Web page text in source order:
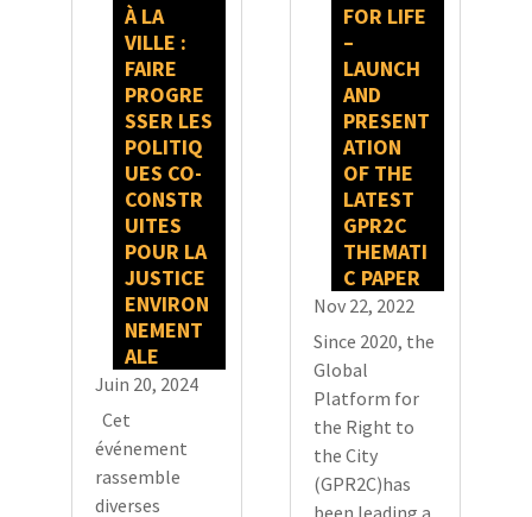
À LA
VILLE :
FAIRE
PROGRE
SSER LES
POLITIQ
UES CO-
CONSTR
UITES
POUR LA
JUSTICE
ENVIRON
NEMENT
ALE
Juin 20, 2024
Cet
événement
rassemble
diverses
FOR LIFE
–
LAUNCH
AND
PRESENT
ATION
OF THE
LATEST
GPR2C
THEMATI
C PAPER
Nov 22, 2022
Since 2020, the
Global
Platform for
the Right to
the City
(GPR2C)has
been leading a